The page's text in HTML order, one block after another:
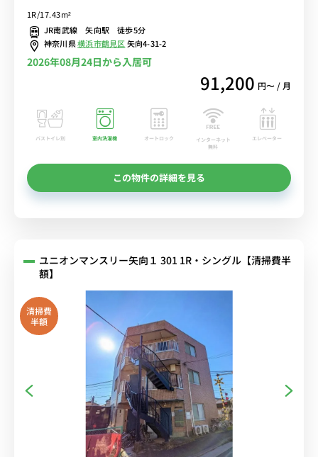
のスーパーマーケット「西友」へ徒歩5分■選べるWi-Fi格安レンタル
中！
1R/17.43m²
JR南武線 矢向駅 徒歩5分
神奈川県横浜市鶴見区矢向4-31-2
2026年08月24日から入居可
91,200 円〜 / 月
バストイレ別 室内洗濯機 オートロック
インターネット
無料
エレベーター
この物件の詳細を見る
ユニオンマンスリー矢向１ 301 1R・シングル【清掃費半
額】
清掃費
半額